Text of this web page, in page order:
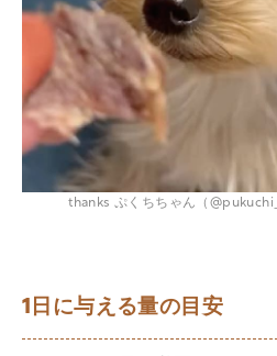
thanks ぷくちちゃん（
1日に与える量の目安